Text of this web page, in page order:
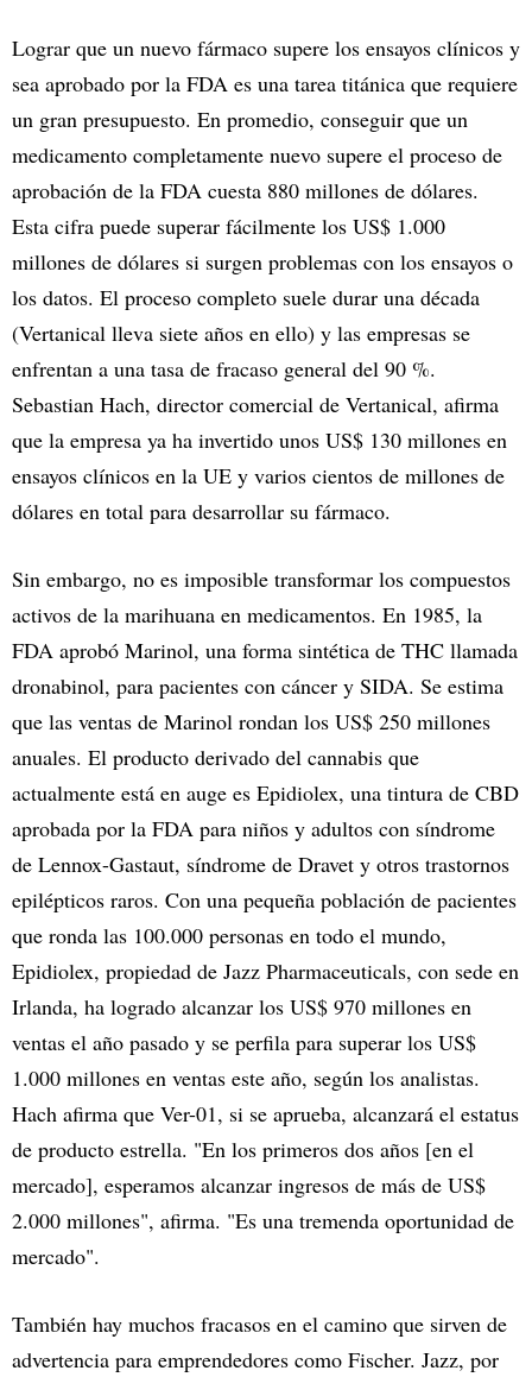
Lograr que un nuevo fármaco supere los ensayos clínicos y
sea aprobado por la FDA es una tarea titánica que requiere
un gran presupuesto. En promedio, conseguir que un
medicamento completamente nuevo supere el proceso de
aprobación de la FDA cuesta 880 millones de dólares.
Esta cifra puede superar fácilmente los US$ 1.000
millones de dólares si surgen problemas con los ensayos o
los datos. El proceso completo suele durar una década
(Vertanical lleva siete años en ello) y las empresas se
enfrentan a una tasa de fracaso general del 90 %.
Sebastian Hach, director comercial de Vertanical, afirma
que la empresa ya ha invertido unos US$ 130 millones en
ensayos clínicos en la UE y varios cientos de millones de
dólares en total para desarrollar su fármaco.
Sin embargo, no es imposible transformar los compuestos
activos de la marihuana en medicamentos. En 1985, la
FDA aprobó Marinol, una forma sintética de THC llamada
dronabinol, para pacientes con cáncer y SIDA. Se estima
que las ventas de Marinol rondan los US$ 250 millones
anuales. El producto derivado del cannabis que
actualmente está en auge es Epidiolex, una tintura de CBD
aprobada por la FDA para niños y adultos con síndrome
de Lennox-Gastaut, síndrome de Dravet y otros trastornos
epilépticos raros. Con una pequeña población de pacientes
que ronda las 100.000 personas en todo el mundo,
Epidiolex, propiedad de Jazz Pharmaceuticals, con sede en
Irlanda, ha logrado alcanzar los US$ 970 millones en
ventas el año pasado y se perfila para superar los US$
1.000 millones en ventas este año, según los analistas.
Hach afirma que Ver-01, si se aprueba, alcanzará el estatus
de producto estrella. "En los primeros dos años [en el
mercado], esperamos alcanzar ingresos de más de US$
2.000 millones", afirma. "Es una tremenda oportunidad de
mercado".
También hay muchos fracasos en el camino que sirven de
advertencia para emprendedores como Fischer. Jazz, por